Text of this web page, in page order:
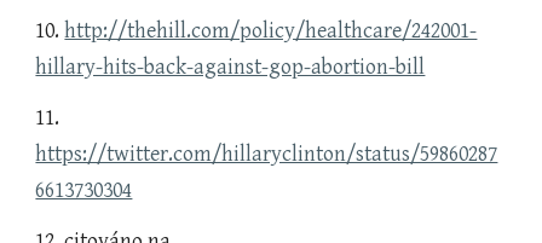
10. http://thehill.com/policy/healthcare/242001-
hillary-hits-back-against-gop-abortion-bill
11.
https://twitter.com/hillaryclinton/status/59860287
6613730304